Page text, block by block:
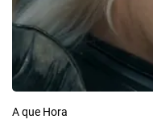
A que Hora